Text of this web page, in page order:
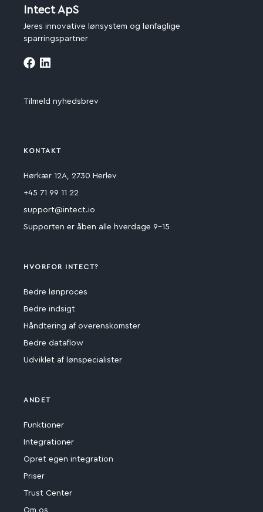
Intect ApS
Jeres innovative lønsystem og lønfaglige
sparringspartner
Tilmeld nyhedsbrev
KONTAKT
Hørkær 12A, 2730 Herlev
+45 71 99 11 22
support@intect.io
Supporten er åben alle hverdage 9-15
HVORFOR INTECT?
Bedre lønproces
Bedre indsigt
Håndtering af overenskomster
Bedre dataflow
Udviklet af lønspecialister
ANDET
Funktioner
Integrationer
Opret egen integration
Priser
Trust Center
Om os